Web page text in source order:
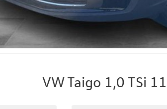
VW Taigo 1,0 TSi